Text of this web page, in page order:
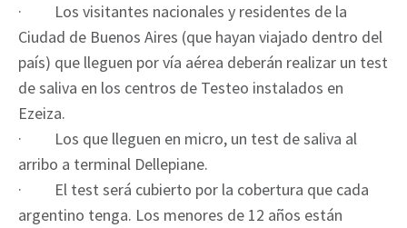
· Los visitantes nacionales y residentes de la
Ciudad de Buenos Aires (que hayan viajado dentro del
país) que lleguen por vía aérea deberán realizar un test
de saliva en los centros de Testeo instalados en
Ezeiza.
· Los que lleguen en micro, un test de saliva al
arribo a terminal Dellepiane.
· El test será cubierto por la cobertura que cada
argentino tenga. Los menores de 12 años están